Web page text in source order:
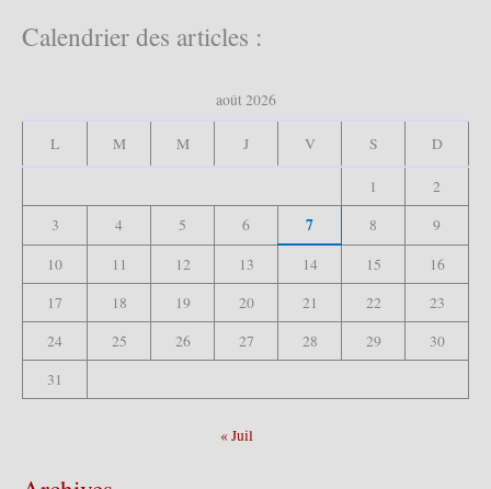
e
Calendrier des articles :
août 2026
L M M J V S D
1
2
3
4 5 6 7 8
9
10
11 12 13 14 15
16
17
18 19 20 21 22
23
24
25 26 27 28 29
30
31
« Juil